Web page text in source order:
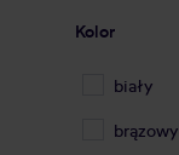
Kolor
biały
brązowy